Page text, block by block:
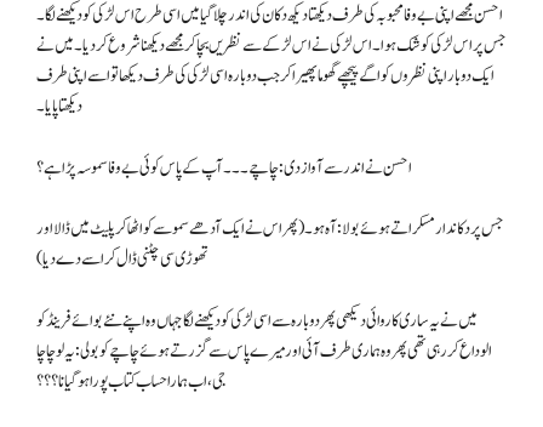
احسن مجھے اپنی بےوفا محبوبہ کی طرف دیکھتا دیکھ دکان کی اندر چلا گیا میں اسی طرح اس لڑکی کو دیکھنے لگا۔
جس پر اس لڑکی کو شک ہوا۔ اس لڑکی نے اس لڑکے سے نظریں بچا کر مجھے دیکھنا شروع کردیا۔ میں نے
ایک دو بار اپنی نظروں کو اگے پیچھے گھوما پھیرا کر جب دوبارہ اسی لڑکی کی طرف دیکھا تو اسے اپنی طرف
دیکھتا پایا۔
احسن نے اندر سے آواز دی: چاچے۔۔۔ آپ کے پاس کوئی بے وفا سموسہ پڑا ہے؟
جس پر دکاندار مسکراتے ہوئے بولا: آہ ہو۔ (پھر اس نے ایک آدھے سموسے کو اٹھا کر پلیٹ میں ڈالا اور
تھوڑی سی چٹنی ڈال کر اسے دے دیا)
میں نے یہ ساری کاروائی دیکھی پھر دوبارہ سے اسی لڑکی کو دیکھنے لگا جہاں وہ اپنے نئے بوائے فرینڈ کو
الوداع کررہی تھی پھر وہ ہماری طرف آئی اور میرے پاس سے گزرتے ہوئے چاچے کو بولی: یہ لو چاچا
جی، اب ہمارا حساب کتاب پورا ہوگیا نا؟؟؟